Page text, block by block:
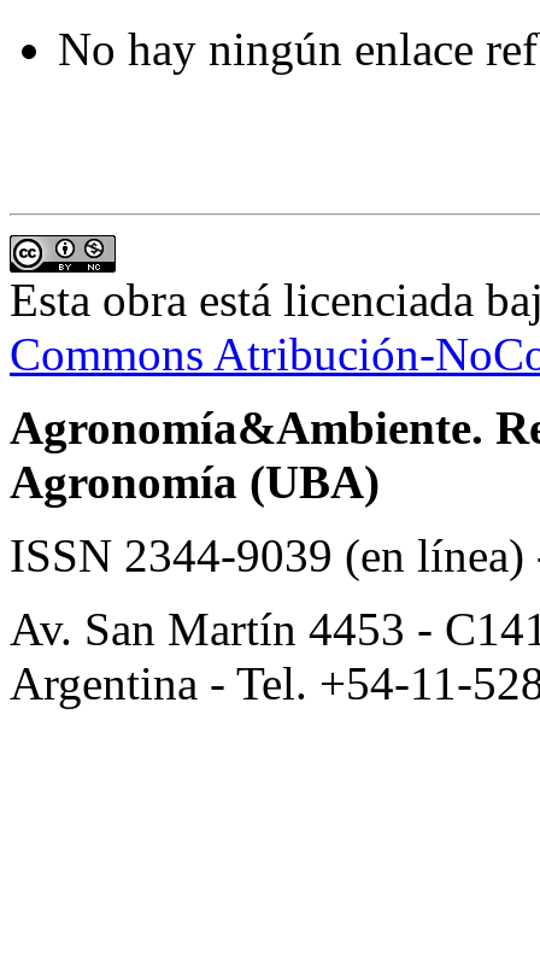
No hay ningún enlace
Esta obra está licenciada
Commons Atribución-
Agronomía&Ambiente.
Agronomía (UBA)
ISSN 2344-9039 (en
Av. San Martín 4453 -
Argentina - Tel. +54-11-